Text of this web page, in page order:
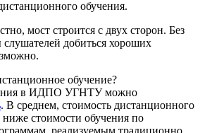
обучения.
мост строится с двух сторон. Без
добиться хороших
обучение?
в ИДПО УГНТУ можно
. В среднем, стоимость дистанционного
ниже стоимости обучения по
реализуемым традиционно.